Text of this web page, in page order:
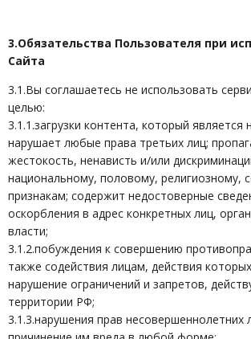
3.Обязательства Пользователя при
Сайта
3.1.Вы соглашаетесь не использовать
целью:
3.1.1.загрузки контента, который является
нарушает любые права третьих лиц;
жестокость, ненависть и/или
национальному, половому, религиозному,
признакам; содержит недостоверные
оскорбления в адрес конкретных лиц,
власти;
3.1.2.побуждения к совершению
также содействия лицам, действия
нарушение ограничений и запретов,
территории РФ;
3.1.3.нарушения прав несовершеннолетних